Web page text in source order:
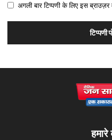
अगली बार टिप्पणी के लिए इस
हमारे